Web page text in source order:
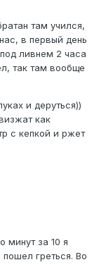
там учился,
в первый день
ливнем 2 часа
так там вообще
и деруться))
как
с кепкой и ржет
минут за 10 я
греться. Во